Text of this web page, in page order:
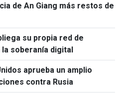
de An Giang más restos de
su propia red de
soberanía digital
aprueba un amplio
contra Rusia